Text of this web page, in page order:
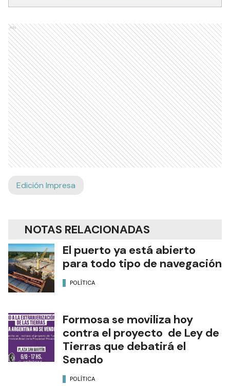
Ads
Edición Impresa
NOTAS RELACIONADAS
El puerto ya está abierto
para todo tipo de navegación
POLÍTICA
Formosa se moviliza hoy
contra el proyecto de Ley de
Tierras que debatirá el
Senado
POLÍTICA